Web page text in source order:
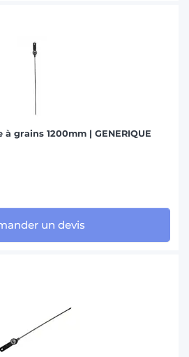
grains 1200mm | GENERIQUE
un devis